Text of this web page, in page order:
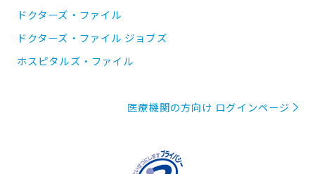
ドクターズ・ファイル
ドクターズ・ファイル ジョブズ
ホスピタルズ・ファイル
医療機関の方向け ログインページ